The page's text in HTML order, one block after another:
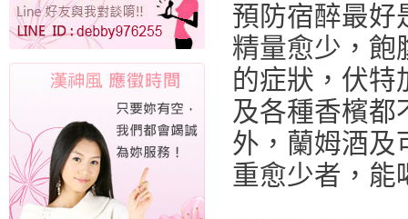
預防宿醉最好
精量愈少，飽
的症狀，伏特
及各種香檳都
外，蘭姆酒及
重愈少者，能